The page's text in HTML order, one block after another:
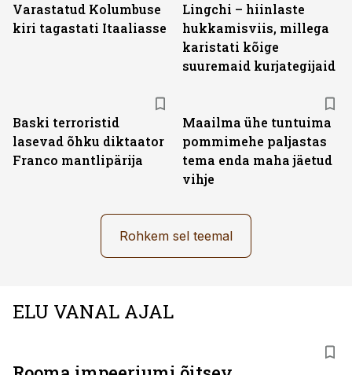
Varastatud Kolumbuse
kiri tagastati Itaaliasse
Lingchi – hiinlaste
hukkamisviis, millega
karistati kõige
suuremaid kurjategijaid
Baski terroristid
lasevad õhku diktaator
Franco mantlipärija
Maailma ühe tuntuima
pommimehe paljastas
tema enda maha jäetud
vihje
Rohkem sel teemal
ELU VANAL AJAL